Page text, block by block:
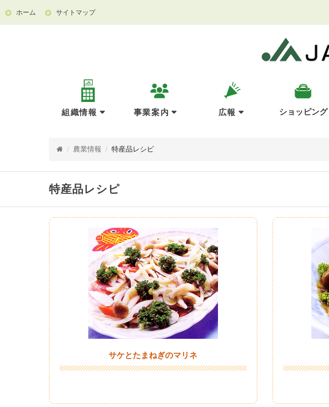
ホーム サイトマップ
組織情報 事業案内 広報 ショッピング
/ 農業情報 / 特産品レシピ
特産品レシピ
サケとたまねぎのマリネ